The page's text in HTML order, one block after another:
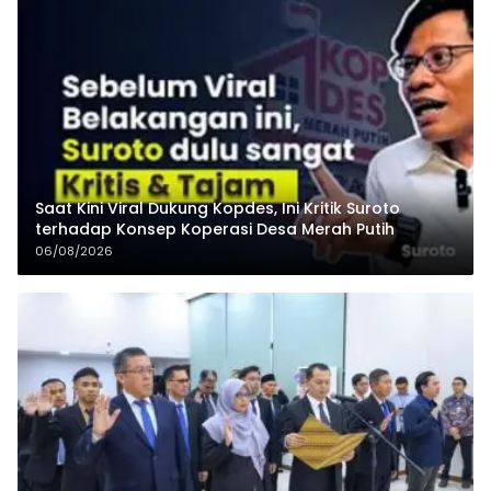
Saat Kini Viral Dukung Kopdes, Ini Kritik Suroto
terhadap Konsep Koperasi Desa Merah Putih
06/08/2026